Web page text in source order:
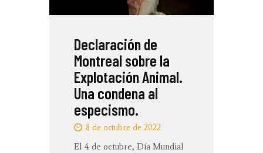
Declaración de
Montreal sobre la
Explotación Animal.
Una condena al
especismo.
8 de octubre de 2022
El 4 de octubre, Día Mundial